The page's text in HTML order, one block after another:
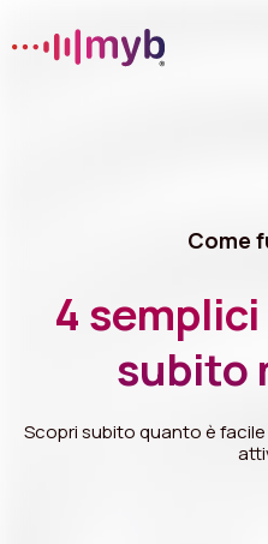
Come
4
subito
Scopri subito quanto è